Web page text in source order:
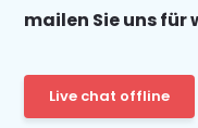
mailen Sie uns
Live chat offline